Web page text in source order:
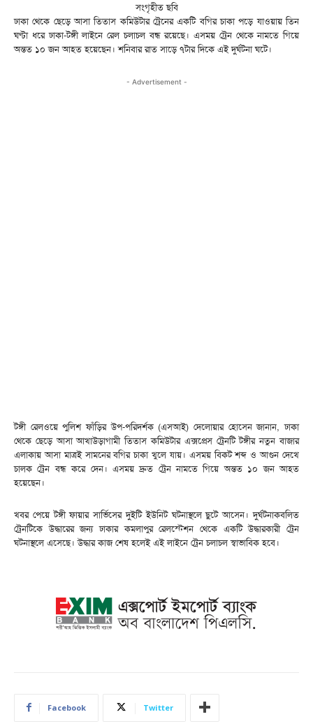
সংগৃহীত ছবি
ঢাকা থেকে ছেড়ে আসা তিতাস কমিউটার ট্রেনের একটি বগির চাকা পড়ে যাওয়ায় তিন
ঘণ্টা ধরে ঢাকা-টঙ্গী লাইনে রেল চলাচল বন্ধ রয়েছে। এসময় ট্রেন থেকে নামতে গিয়ে
অন্তত ১০ জন আহত হয়েছেন। শনিবার রাত সাড়ে ৭টার দিকে এই দুর্ঘটনা ঘটে।
- Advertisement -
টঙ্গী রেলওয়ে পুলিশ ফাঁড়ির উপ-পরিদর্শক (এসআই) দেলোয়ার হোসেন জানান, ঢাকা
থেকে ছেড়ে আসা আখাউড়াগামী তিতাস কমিউটার এক্সপ্রেস ট্রেনটি টঙ্গীর নতুন বাজার
এলাকায় আসা মাত্রই সামনের বগির চাকা খুলে যায়। এসময় বিকট শব্দ ও আগুন দেখে
চালক ট্রেন বন্ধ করে দেন। এসময় দ্রুত ট্রেন নামতে গিয়ে অন্তত ১০ জন আহত
হয়েছেন।
খবর পেয়ে টঙ্গী ফায়ার সার্ভিসের দুইটি ইউনিট ঘটনাস্থলে ছুটে আসেন। দুর্ঘটনাকবলিত
ট্রেনটিকে উদ্ধারের জন্য ঢাকার কমলাপুর রেলস্টেশন থেকে একটি উদ্ধারকারী ট্রেন
ঘটনাস্থলে এসেছে। উদ্ধার কাজ শেষ হলেই এই লাইনে ট্রেন চলাচল স্বাভাবিক হবে।
Facebook Twitter